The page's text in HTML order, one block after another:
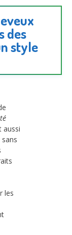
des
style
aussi
les